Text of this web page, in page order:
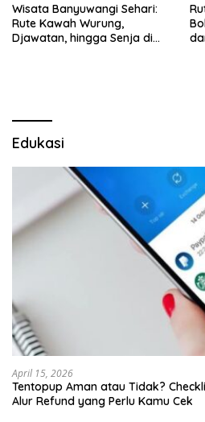
Wisata Banyuwangi Sehari:
Rute Kawah Wurung,
Djawatan, hingga Senja di
Edukasi
April 15, 2026
Tentopup Aman atau Tidak?
Alur Refund yang Perlu Kamu Cek